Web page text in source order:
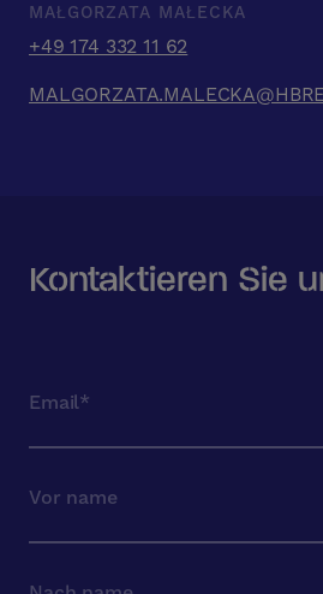
MAŁGORZATA MAŁECKA
+49 174 332 11 62
Kontaktieren Sie